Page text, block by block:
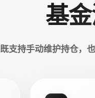
基
既支持手动维护持仓，